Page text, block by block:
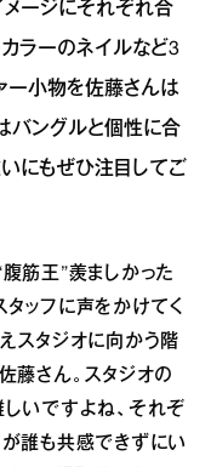
メージにそれぞれ合
ラーのネイルなど3
ー小物を佐藤さんは
バングルと個性に合
にもぜひ注目してご
筋王”羨ましかった
ッフに声をかけてく
スタジオに向かう階
藤さん。スタジオの
しいですよね、それぞ
が誰も共感できずにい